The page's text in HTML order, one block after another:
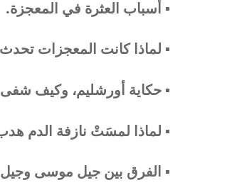
▪︎ أسباب العثرة في المعجزة.
▪︎ لماذا كانت المعجزات
▪︎ حكاية أورشليم، وكيف
▪︎ لماذا لمسَتْ نازفة الدم
▪︎ الفرق بين جيل موسى